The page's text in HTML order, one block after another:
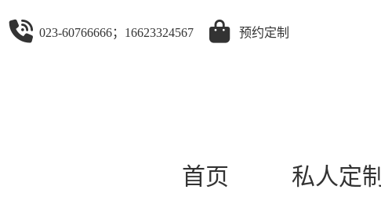
023-60766666；16623324567 预约定制
首页 私人定制